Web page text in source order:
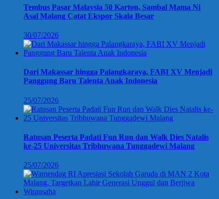
Tembus Pasar Malaysia 50 Karton, Sambal Mama Ni
Asal Malang Catat Ekspor Skala Besar
30/07/2026
Dari Makassar hingga Palangkaraya, FABI XV Menjadi
Panggung Baru Talenta Anak Indonesia
25/07/2026
Ratusan Peserta Padati Fun Run dan Walk Dies Natalis
ke-25 Universitas Tribhuwana Tunggadewi Malang
25/07/2026